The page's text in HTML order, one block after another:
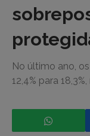
No último ano,
12,4% para